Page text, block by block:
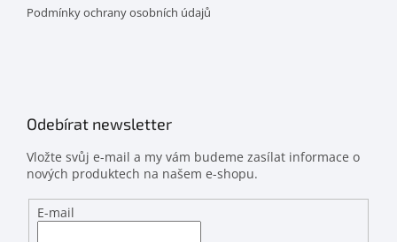
Podmínky ochrany osobních údajů
Odebírat newsletter
Vložte svůj e-mail a my vám budeme zasílat informace o
nových produktech na našem e-shopu.
E-mail